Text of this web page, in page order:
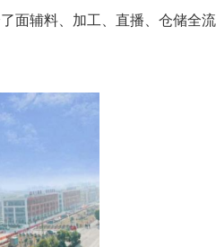
面辅料、加工、直播、仓储全